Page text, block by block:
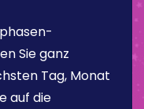
Sie ganz
Tag, Monat
auf die